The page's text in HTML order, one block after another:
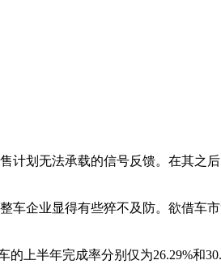
计划无法承载的信号反馈。在其之
企业显得有些猝不及防。欲借车
的上半年完成率分别仅为26.29%和